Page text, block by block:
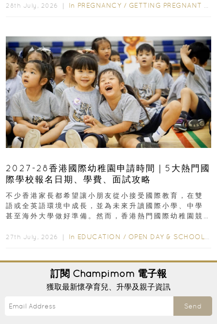
28th July, 2026 ｜ In PREGNANCY / GETTING PREGNANT
2027-28香港國際幼稚園申請時間｜5大熱門國
際學校報名日期、學費、面試攻略
不少香港家長都希望讓小朋友從小接受國際教育，在雙
語或全英語環境中成長，並為未來升讀國際小學、中學
甚至海外大學做好準備。然而，香港熱門國際幼稚園競
27th July, 2026 ｜ In EDUCATION / OPEN DAY & SCHOOL EVENTS
訂閱 Champimom 電子報
獲取最新懷孕育兒、升學及親子資訊
Send